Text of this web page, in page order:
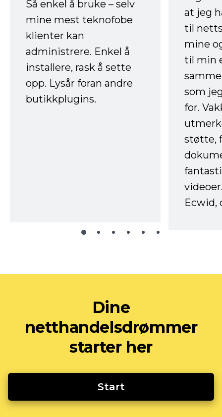
Så enkel å bruke – selv
mine mest teknofobe
klienter kan
administrere. Enkel å
installere, rask å sette
opp. Lysår foran andre
butikkplugins.
at jeg
til
mine
til min
som
for.
støtte,
Ecwid,
Dine
netthandelsdrømmer
starter her
Start